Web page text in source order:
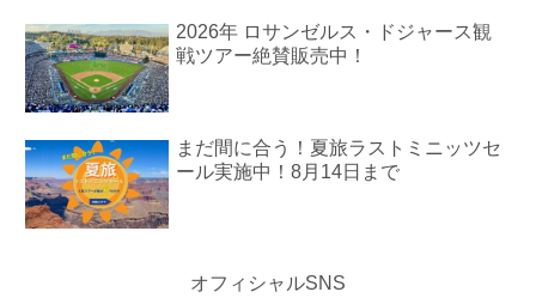
2026年 ロサンゼルス・ドジャース観
戦ツアー絶賛販売中！
まだ間に合う！夏旅ラストミニッツセ
ール実施中！8月14日まで
オフィシャルSNS